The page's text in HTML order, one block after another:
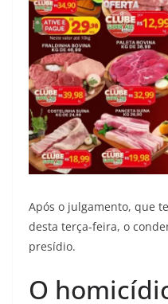
Após o julgamento, que
desta terça-feira, o
presídio.
O